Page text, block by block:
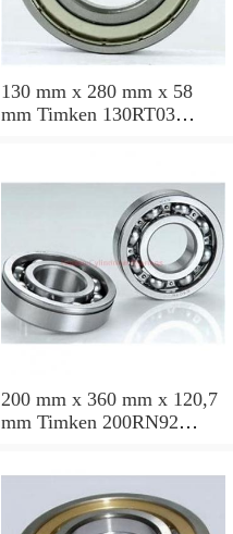
130 mm x 280 mm x 58
mm Timken 130RT03
200 mm x 360 mm x 120,7
mm Timken 200RN92